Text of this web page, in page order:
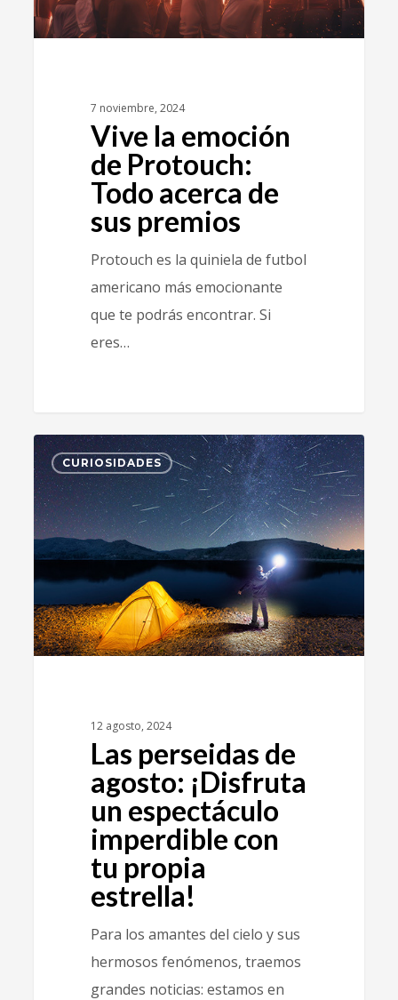
7 noviembre, 2024
Vive la emoción
de Protouch:
Todo acerca de
sus premios
Protouch es la quiniela de futbol
americano más emocionante
que te podrás encontrar. Si
eres…
CURIOSIDADES
12 agosto, 2024
Las perseidas de
agosto: ¡Disfruta
un espectáculo
imperdible con
tu propia
estrella!
Para los amantes del cielo y sus
hermosos fenómenos, traemos
grandes noticias: estamos en
0